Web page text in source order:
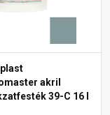
akril
39-C 16 l